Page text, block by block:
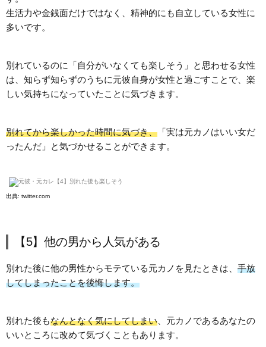
生活力や金銭面だけではなく、精神的にも自立している女性に
多いです。
別れているのに「自分がいなくても楽しそう」と思わせる女性
は、知らず知らずのうちに元彼自身が女性と過ごすことで、楽
しい気持ちになっていたことに気づきます。
別れてから楽しかった時間に気づき、 「実は元カノはいい女だ
ったんだ」と気づかせることができます。
出典: twitter.com
【5】他の男から人気がある
別れた後に他の男性からモテている元カノを見たときは、 手放
してしまったことを後悔します。
別れた後もなんとなく気にしてしまい 、元カノであるあなたの
いいところに改めて気づくこともあります。